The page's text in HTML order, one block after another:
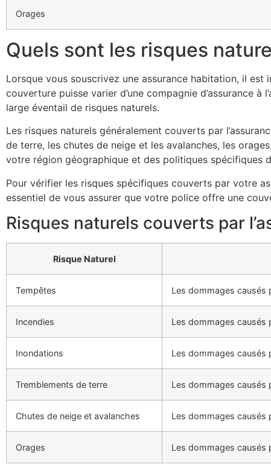
Orages
Quels sont les risques
Lorsque vous souscrivez une assurance habitation, il
couverture puisse varier d’une compagnie d’assurance
large éventail de risques naturels.
Les risques naturels généralement couverts par
de terre, les chutes de neige et les avalanches, les
votre région géographique et des politiques spécifiques
Pour vérifier les risques spécifiques couverts par votre
essentiel de vous assurer que votre police offre une
Risques naturels couverts par
Risque Naturel
Tempêtes Les dommages causés
Incendies Les dommages causés
Inondations Les dommages causés
Tremblements de terre Les dommages causés
Chutes de neige et avalanches Les dommages causés
Orages Les dommages causés